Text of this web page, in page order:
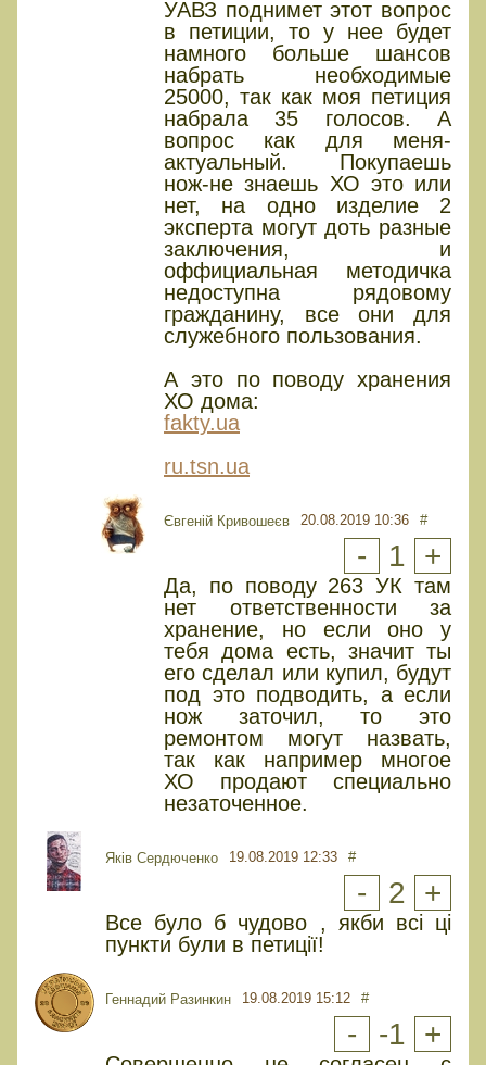
УАВЗ поднимет этот вопрос
в петиции, то у нее будет
намного больше шансов
набрать необходимые
25000, так как моя петиция
набрала 35 голосов. А
вопрос как для меня-
актуальный. Покупаешь
нож-не знаешь ХО это или
нет, на одно изделие 2
эксперта могут доть разные
заключения, и
оффициальная методичка
недоступна рядовому
гражданину, все они для
служебного пользования.
А это по поводу хранения
ХО дома:
fakty.ua
ru.tsn.ua
Євгеній Кривошеєв 20.08.2019 10:36 #
- 1 +
Да, по поводу 263 УК там
нет ответственности за
хранение, но если оно у
тебя дома есть, значит ты
его сделал или купил, будут
под это подводить, а если
нож заточил, то это
ремонтом могут назвать,
так как например многое
ХО продают специально
незаточенное.
Яків Сердюченко 19.08.2019 12:33 #
- 2 +
Все було б чудово , якби всі ці
пункти були в петиції!
Геннадий Разинкин 19.08.2019 15:12 #
- -1 +